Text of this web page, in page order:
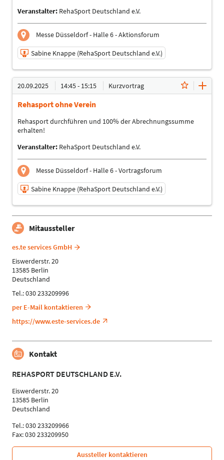
Veranstalter: RehaSport Deutschland e.V.
Messe Düsseldorf - Halle 6 - Aktionsforum
Sabine Knappe (RehaSport Deutschland e.V.)
19.09.2025 | 16:15 - 16:45
Sabine Knappe (RehaSport Deutschland e.V.)
Referent
Sprache
Deutsch
Physiotherapeuten | Ergotherapeuten | Sporttherapeuten
| Sportwissenschaftler | Trainer, Übungsleiter Reha- und
Gesundheitssport | Management
20.09.2025 14:45 - 15:15 Kurzvortrag
Rehasport ohne Verein
Rehasport durchführen und 100% der Abrechnungssumme
erhalten!
Veranstalter: RehaSport Deutschland e.V.
Messe Düsseldorf - Halle 6 - Vortragsforum
Sabine Knappe (RehaSport Deutschland e.V.)
20.09.2025 | 14:45 - 15:15
Sabine Knappe (RehaSport Deutschland e.V.)
Deutsch
Themen
| Sportwissenschaftler | Trainer, Übungsleiter Reha- und
Gesundheitssport | Management
Mitaussteller
es.te services GmbH
Eiswerderstr. 20
13585 Berlin
Deutschland
Tel.: 030 233209996
per E-Mail kontaktieren
https://www.este-services.de
Kontakt
REHASPORT DEUTSCHLAND E.V.
Eiswerderstr. 20
13585 Berlin
Deutschland
Tel.: 030 233209966
Fax: 030 233209950
Aussteller kontaktieren